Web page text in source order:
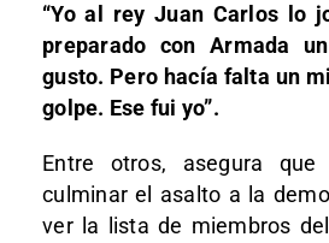
“Yo al rey Juan Carlos lo
preparado con Armada
gusto. Pero hacía falta un
golpe. Ese fui yo”.
Entre otros, asegura
culminar el asalto a la
ver la lista de miembros